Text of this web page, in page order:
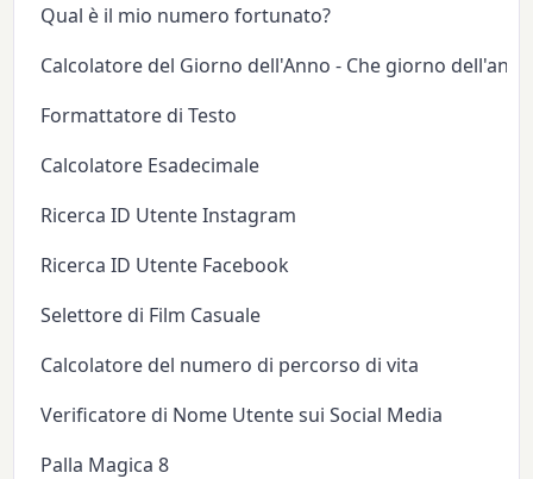
Qual è il mio numero fortunato?
Calcolatore del Giorno dell'Anno - Che giorno
Formattatore di Testo
Calcolatore Esadecimale
Ricerca ID Utente Instagram
Ricerca ID Utente Facebook
Selettore di Film Casuale
Calcolatore del numero di percorso di vita
Verificatore di Nome Utente sui Social Media
Palla Magica 8